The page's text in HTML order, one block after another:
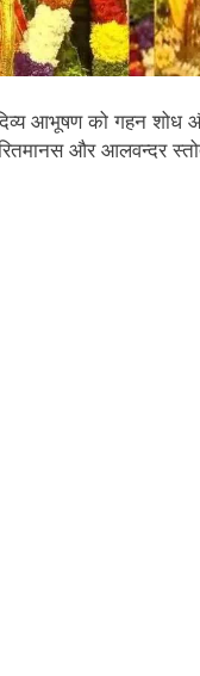
आभूषण को गहन शोध
और आलवन्दर